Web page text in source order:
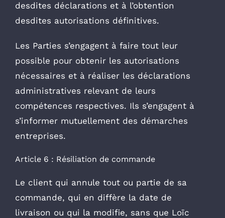
desdites déclarations et à l’obtention
desdites autorisations définitives.
Les Parties s’engagent à faire tout leur
possible pour obtenir les autorisations
nécessaires et à réaliser les déclarations
administratives relevant de leurs
compétences respectives. Ils s’engagent à
s’informer mutuellement des démarches
entreprises.
Article 6 : Résiliation de commande
Le client qui annule tout ou partie de sa
commande, qui en diffère la date de
livraison ou qui la modifie, sans que Loïc